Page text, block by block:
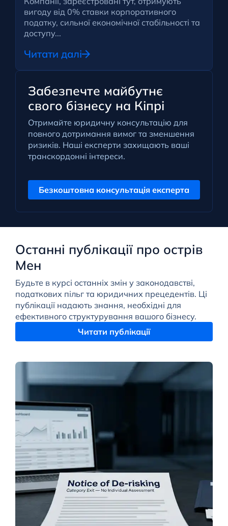
вигоду від 0% ставки корпоративного
податку, сильної економічної стабільності та
доступу...
Читати далі
Забезпечте майбутнє
свого бізнесу на Кіпрі
Отримайте юридичну консультацію для
повного дотримання вимог та зменшення
ризиків. Наші експерти захищають ваші
транскордонні інтереси.
Безкоштовна консультація експерта
Останні публікації про острів
Мен
Будьте в курсі останніх змін у законодавстві,
податкових пільг та юридичних прецедентів. Ці
публікації надають знання, необхідні для
ефективного структурування вашого бізнесу.
Читати публікації